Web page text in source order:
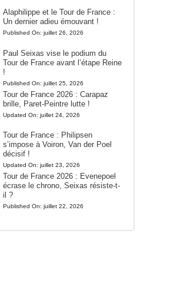
Alaphilippe et le Tour de France :
Un dernier adieu émouvant !
Published On: juillet 26, 2026
Paul Seixas vise le podium du
Tour de France avant l’étape Reine
!
Published On: juillet 25, 2026
Tour de France 2026 : Carapaz
brille, Paret-Peintre lutte !
Updated On: juillet 24, 2026
Tour de France : Philipsen
s’impose à Voiron, Van der Poel
décisif !
Updated On: juillet 23, 2026
Tour de France 2026 : Evenepoel
écrase le chrono, Seixas résiste-t-
il ?
Published On: juillet 22, 2026